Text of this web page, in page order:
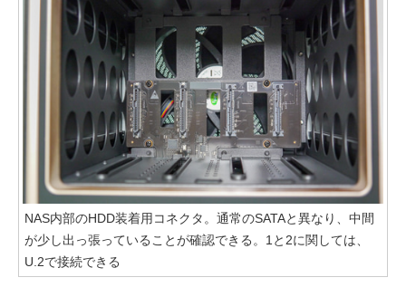
NAS内部のHDD装着用コネクタ。通常のSATAと異なり、中間
が少し出っ張っていることが確認できる。1と2に関しては、
U.2で接続できる